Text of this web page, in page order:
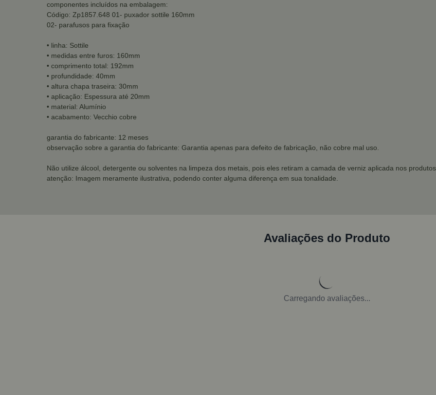
componentes incluídos na embalagem:
Código: Zp1857.648 01- puxador sottile 160mm
02- parafusos para fixação
• linha: Sottile
• medidas entre furos: 160mm
• comprimento total: 192mm
• profundidade: 40mm
• altura chapa traseira: 30mm
• aplicação: Espessura até 20mm
• material: Alumínio
• acabamento: Vecchio cobre
garantia do fabricante: 12 meses
observação sobre a garantia do fabricante: Garantia apenas para defeito de fabricação, não cobre mal uso.
Não utilize álcool, detergente ou solventes na limpeza dos metais, pois eles retiram a camada de verniz aplicada nos
atenção: Imagem meramente ilustrativa, podendo conter alguma diferença em sua tonalidade.
Avaliações do Produto
Carregando avaliações...